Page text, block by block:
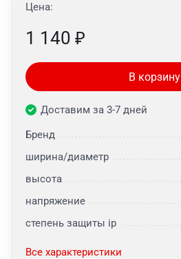
Цена:
1 140 ₽
В корзину
Доставим за 3-7 дней
Бренд
ширина/диаметр
высота
напряжение
степень защиты ip
Все характеристики